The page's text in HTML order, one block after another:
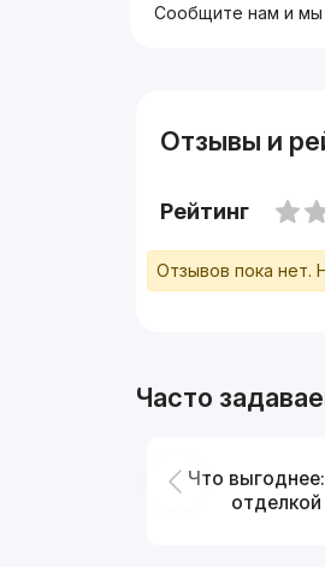
Сообщите нам и
Отзывы и
Рейтинг
Отзывов пока нет.
Часто
Что